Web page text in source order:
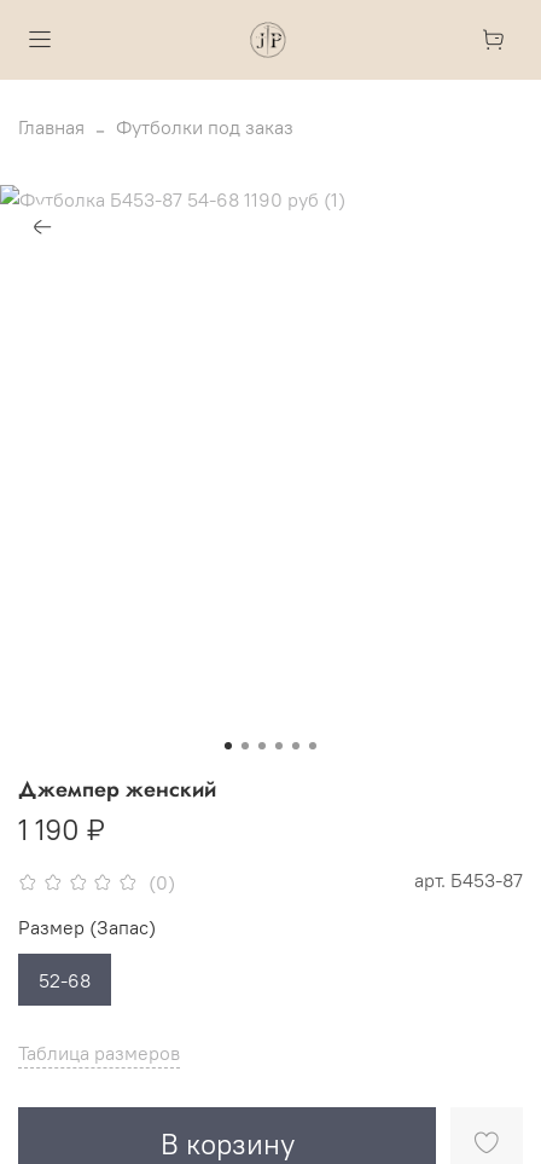
Главная Футболки под заказ
(0) арт. Б453-87
Джемпер женский
1 190 ₽
Таблица размеров
В корзину
Размер (Запас)
52-68